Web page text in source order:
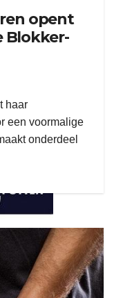
opent
Blokker-
haar
een voormalige
onderdeel